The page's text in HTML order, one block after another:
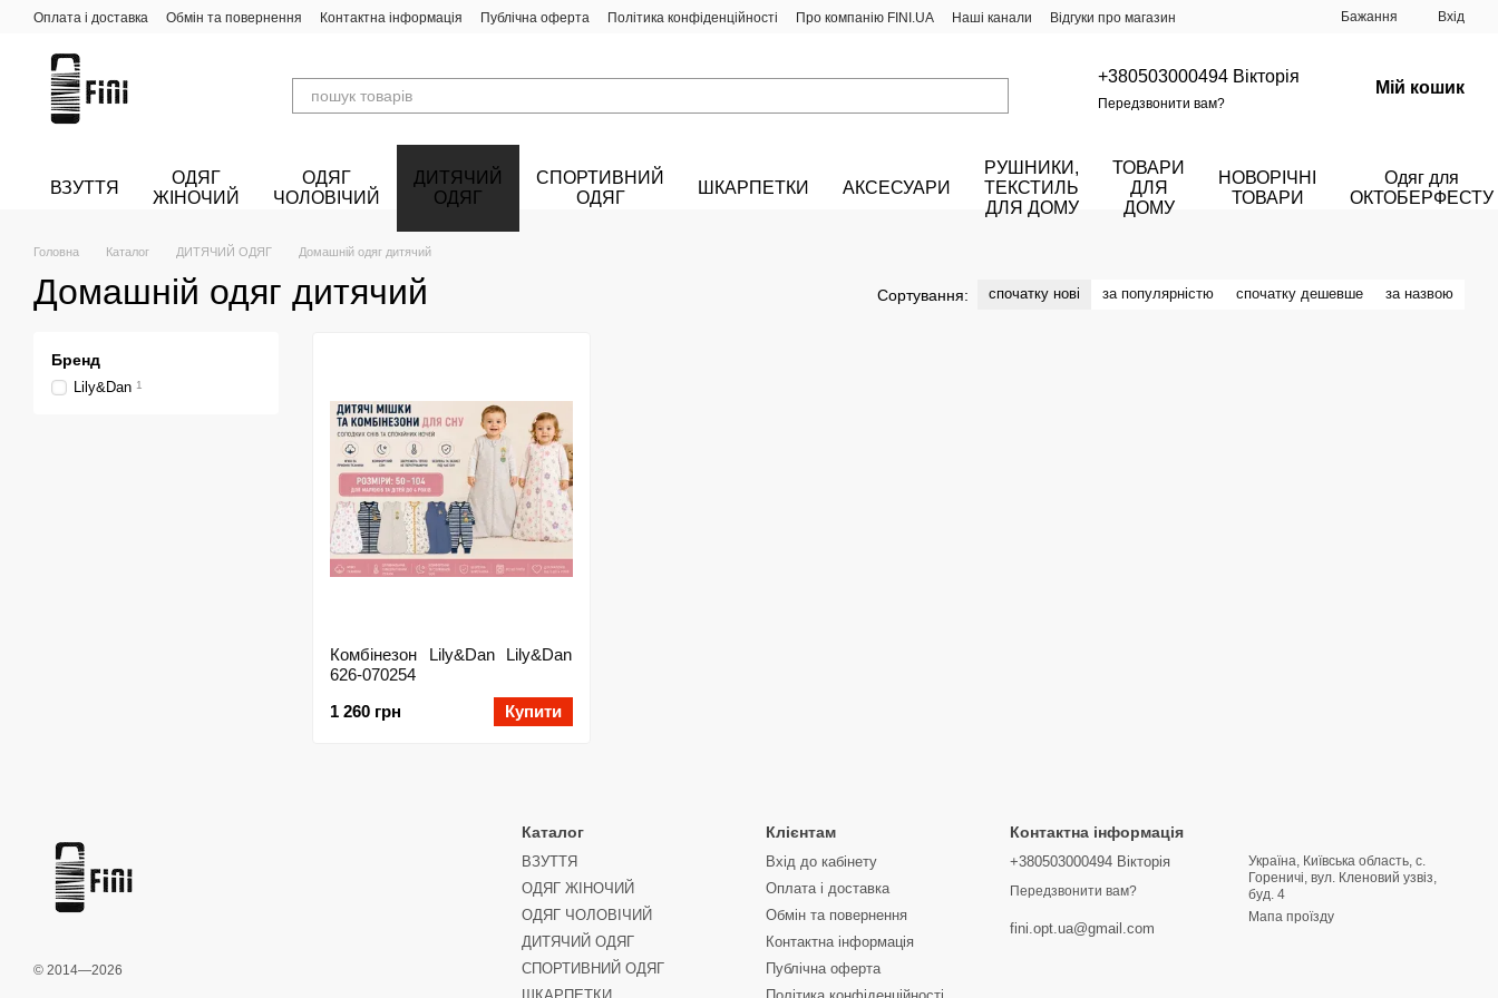
Перейти до основного контенту
Оплата і доставка Обмін та повернення Контактна інформація Публічна оферта Політика конфіденційності Про компанію FINI.UA Наші канали Відгуки про магазин Бажання Вхід
+380503000494 Вікторія
Передзвонити вам?
Мій кошик
ВЗУТТЯ
ОДЯГ
ЖІНОЧИЙ
ОДЯГ
ЧОЛОВІЧИЙ
ДИТЯЧИЙ
ОДЯГ
СПОРТИВНИЙ
ОДЯГ
ШКАРПЕТКИ АКСЕСУАРИ
РУШНИКИ,
ТЕКСТИЛЬ
ДЛЯ ДОМУ
ТОВАРИ
ДЛЯ
ДОМУ
НОВОРІЧНІ
ТОВАРИ
Одяг для
ОКТОБЕРФЕСТУ
Головна Каталог ДИТЯЧИЙ ОДЯГ Домашній одяг дитячий
Домашній одяг дитячий Сортування: спочатку нові за популярністю спочатку дешевше за назвою
Комбінезон Lily&Dan Lily&Dan
626-070254
1 260 грн
Купити
Бренд
Lily&Dan 1
© 2014—2026
Каталог
ВЗУТТЯ
ОДЯГ ЖІНОЧИЙ
ОДЯГ ЧОЛОВІЧИЙ
ДИТЯЧИЙ ОДЯГ
СПОРТИВНИЙ ОДЯГ
Клієнтам
Вхід до кабінету
Оплата і доставка
Обмін та повернення
Контактна інформація
Публічна оферта
Контактна інформація
+380503000494 Вікторія
Передзвонити вам?
fini.opt.ua@gmail.com
Україна, Київська область, с.
Гореничі, вул. Кленовий узвіз,
буд. 4
Мапа проїзду